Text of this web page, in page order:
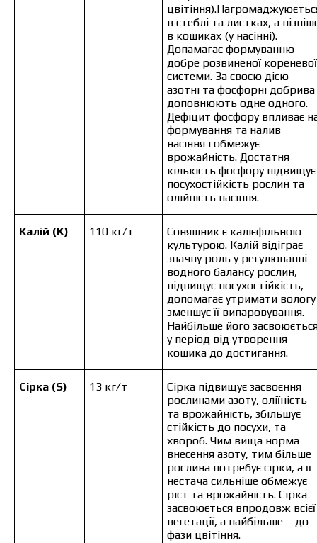
в стеблі та листках, а
в кошиках (у насінні).
Допамагає формуванню
добре розвиненої кореневої
системи. За своєю дією
азотні та фосфорні добрива
доповнюють одне одного.
Дефіцит фосфору впливає
формування та налив
насіння і обмежує
врожайність. Достатня
кількість фосфору підвищує
посухостійкість рослин та
олійність насіння.
Калій (K) 110 кг/т
Соняшник є калієфільною
культурою. Калій відіграє
значну роль у регулюванні
водного балансу рослин,
підвищує посухостійкість,
допомагає утримати вологу
зменшує її випаровування.
Найбільше його
у період від утворення
кошика до достигання.
Сірка (S) 13 кг/т
Сірка підвищує засвоєння
рослинами азоту, оліїність
та врожайність, збільшує
стійкість до посухи, та
хвороб. Чим вища норма
внесення азоту, тим більше
рослина потребує сірки, а її
нестача сильніше обмежує
ріст та врожайність. Сірка
засвоюється впродовж всієї
вегетації, а найбільше – до
фази цвітіння.